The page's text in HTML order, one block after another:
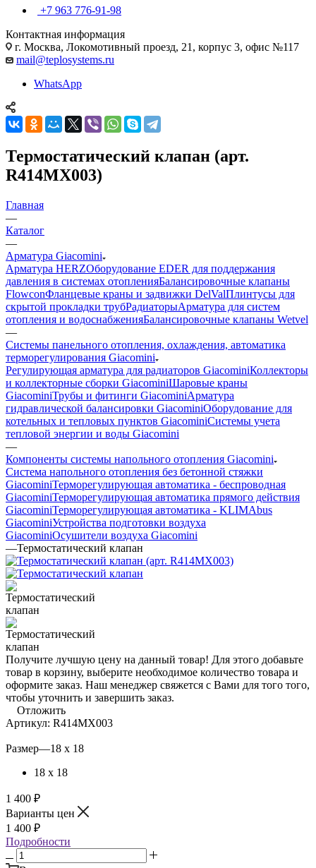
+7 963 776-91-98
Контактная информация
г. Москва, Локомотивный проезд, 21, корпус 3, офис №117
mail@teplosystems.ru
WhatsApp
Термостатический клапан (арт.
R414MX003)
Главная
—
Каталог
—
Арматура Giacomini
Арматура HERZОборудование EDER для поддержания
давления в системах отопленияБалансировочные клапаны
FlowconФланцевые краны и задвижки DelValПлинтусы для
скрытой прокладки трубРадиаторыАрматура для систем
отопления и водоснабженияБалансировочные клапаны Wetvel
—
Системы панельного отопления, охлаждения, автоматика
терморегулирования Giacomini
Регулирующая арматура для радиаторов GiacominiКоллекторы
и коллекторные сборки GiacominiШаровые краны
GiacominiТрубы и фитинги GiacominiАрматура
гидравлической балансировки GiacominiОборудование для
котельных и тепловых пунктов GiacominiСистемы учета
тепловой энергии и воды Giacomini
—
Компоненты системы напольного отопления Giacomini
Система напольного отопления без бетонной стяжки
GiacominiТерморегулирующая автоматика - беспроводная
GiacominiТерморегулирующая автоматика прямого действия
GiacominiТерморегулирующая автоматика - KLIMAbus
GiacominiУстройства подготовки воздуха
GiacominiОсушители воздуха Giacomini
—Термостатический клапан
Получите лучшую цену на данный товар! Для этого добавьте
товар в корзину, выберите необходимое количество товара и
оформите заказ. Наш менеджер свяжется с Вами для того того,
чтобы уточнить и завершить заказ.
Отложить
Артикул: R414MX003
Размер—18 x 18
18 x 18
1 400 ₽
Варианты цен
1 400 ₽
Подробности